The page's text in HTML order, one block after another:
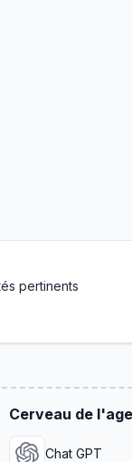
pertinents
Cerveau de
Chat GPT